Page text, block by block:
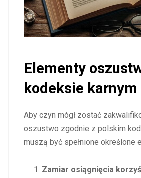
Elementy
kodeksie karnym
Aby czyn mógł zostać
oszustwo zgodnie z polskim
muszą być spełnione określone
Zamiar osiągnięcia